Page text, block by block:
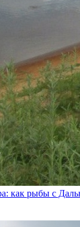
как рыбы с